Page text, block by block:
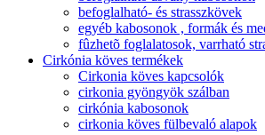
befoglalható- és strasszkövek
egyéb kabosonok , formák és
fûzhetõ foglalatosok, varrható
Cirkónia köves termékek
Cirkonia köves kapcsolók
cirkonia gyöngyök szálban
cirkónia kabosonok
cirkonia köves fülbevaló alapok